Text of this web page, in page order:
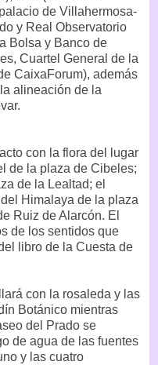
de Villahermosa-
y Real Observatorio
Bolsa y Banco de
Cuartel General de la
CaixaForum), además
alineación de la
con la flora del lugar
de la plaza de Cibeles;
de la Lealtad; el
Himalaya de la plaza
Ruiz de Alarcón. El
de los sentidos que
libro de la Cuesta de
con la rosaleda y las
Botánico mientras
del Prado se
de agua de las fuentes
y las cuatro